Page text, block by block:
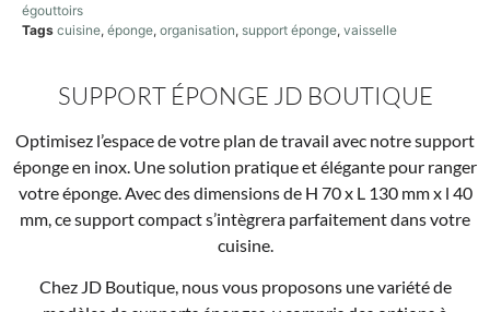
égouttoirs
Tags cuisine, éponge, organisation, support éponge, vaisselle
SUPPORT ÉPONGE JD BOUTIQUE
Optimisez l’espace de votre plan de travail avec notre support
éponge en inox. Une solution pratique et élégante pour ranger
votre éponge. Avec des dimensions de H 70 x L 130 mm x l 40
mm, ce support compact s’intègrera parfaitement dans votre
cuisine.
Chez JD Boutique, nous vous proposons une variété de